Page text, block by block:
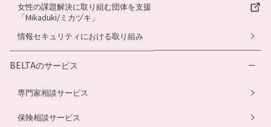
女性の課題解決に取り組む団体を支援
「Mikaduki/ミカヅキ」
情報セキュリティにおける取り組み
BELTAのサービス
専門家相談サービス
保険相談サービス